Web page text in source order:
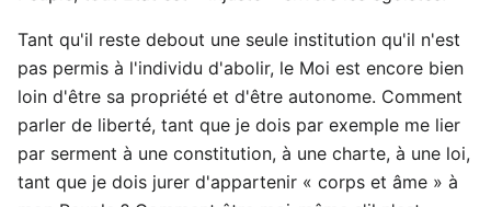
Tant qu'il reste debout une seule institution qu'il n'est
pas permis à l'individu d'abolir, le Moi est encore bien
loin d'être sa propriété et d'être autonome. Comment
parler de liberté, tant que je dois par exemple me lier
par serment à une constitution, à une charte, à une loi,
tant que je dois jurer d'appartenir « corps et âme » à